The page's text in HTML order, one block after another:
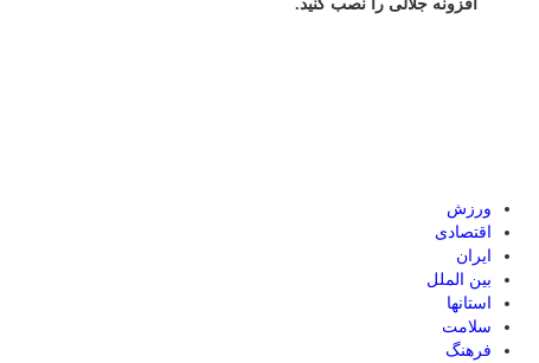
افزونه جلالی را نصب کنید.
ورزش
اقتصادی
ایران
بین الملل
استانها
سلامت
فرهنگ